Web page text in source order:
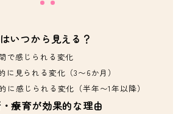
いつから見える？
で感じられる変化
に見られる変化（3〜6か月）
に感じられる変化（半年〜1年以降）
療育が効果的な理由